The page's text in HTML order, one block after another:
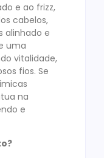
e ao frizz,
cabelos,
alinhado e
uma
vitalidade,
fios. Se
na
e